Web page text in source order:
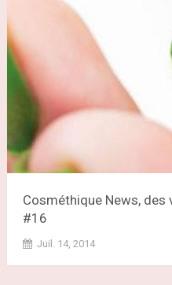
Cosméthique News,
#16
Juil. 14, 2014